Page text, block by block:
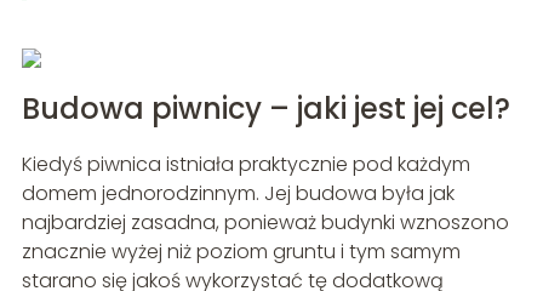
Budowa piwnicy – jaki jest jej cel?
Kiedyś piwnica istniała praktycznie pod każdym
domem jednorodzinnym. Jej budowa była jak
najbardziej zasadna, ponieważ budynki wznoszono
znacznie wyżej niż poziom gruntu i tym samym
starano się jakoś wykorzystać tę dodatkową